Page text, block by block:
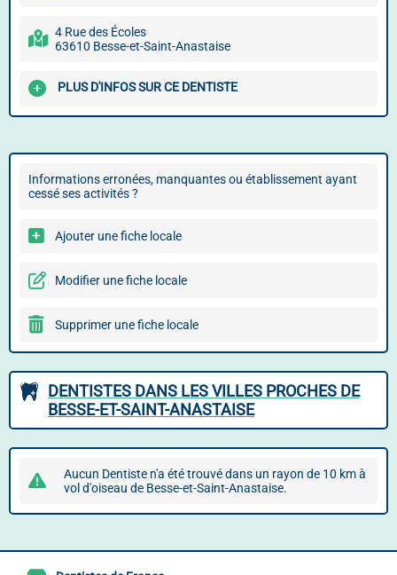
4 Rue des Écoles
63610 Besse-et-Saint-Anastaise
PLUS D'INFOS SUR CE DENTISTE
Informations erronées, manquantes ou établissement ayant
cessé ses activités ?
Ajouter une fiche locale
Modifier une fiche locale
Supprimer une fiche locale
DENTISTES DANS LES VILLES PROCHES DE
BESSE-ET-SAINT-ANASTAISE
Aucun Dentiste n'a été trouvé dans un rayon de 10 km à
vol d'oiseau de Besse-et-Saint-Anastaise.